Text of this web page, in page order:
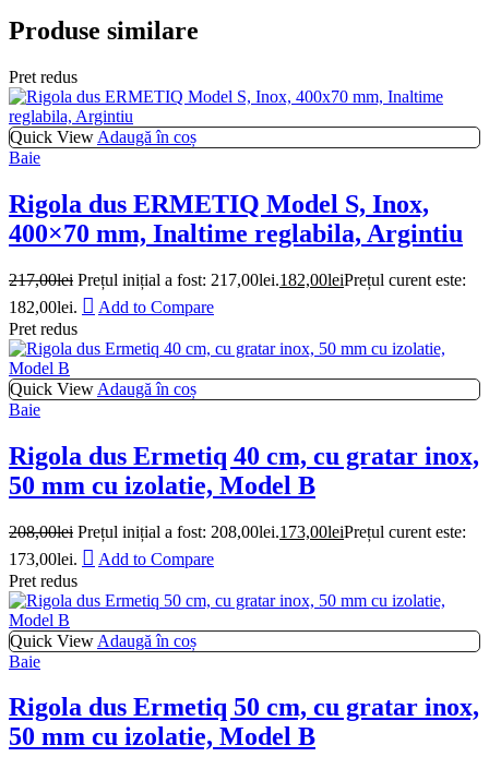
Produse similare
Pret redus
Quick View Adaugă în coș
Baie
Rigola dus ERMETIQ Model S, Inox,
400×70 mm, Inaltime reglabila, Argintiu
217,00lei Prețul inițial a fost: 217,00lei.182,00leiPrețul curent este:
182,00lei.
Add to Compare
Pret redus
Quick View Adaugă în coș
Baie
Rigola dus Ermetiq 40 cm, cu gratar inox,
50 mm cu izolatie, Model B
208,00lei Prețul inițial a fost: 208,00lei.173,00leiPrețul curent este:
173,00lei.
Add to Compare
Pret redus
Quick View Adaugă în coș
Baie
Rigola dus Ermetiq 50 cm, cu gratar inox,
50 mm cu izolatie, Model B